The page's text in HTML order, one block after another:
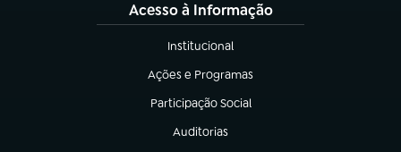
Acesso à Informação
Institucional
(abre em nova aba)
Ações e Programas
(abre em nova aba)
Participação Social
(abre em nova aba)
Auditorias
(abre em nova aba)